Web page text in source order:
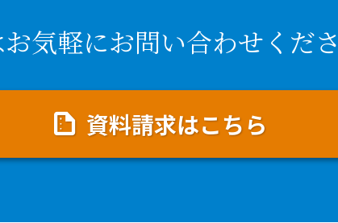
気軽にお問い合わせくださ
資料請求はこちら